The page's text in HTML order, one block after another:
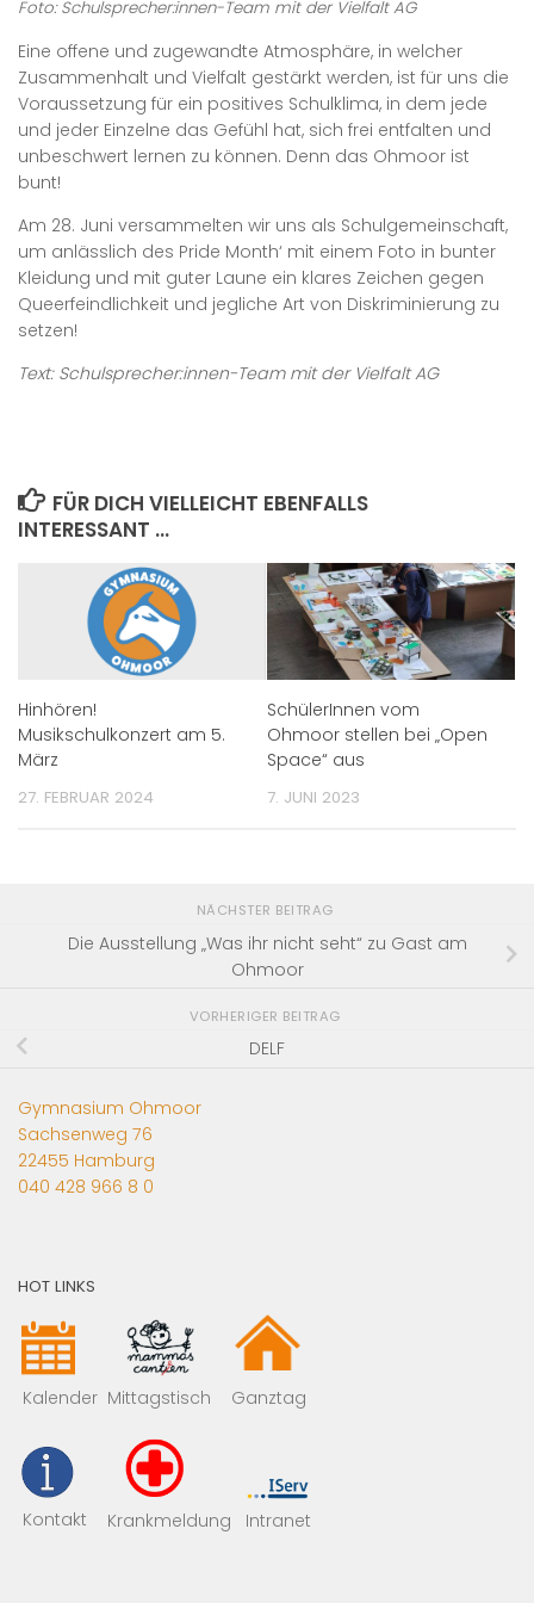
Foto: Schulsprecher:innen-Team mit der Vielfalt AG
Eine offene und zugewandte Atmosphäre, in welcher
Zusammenhalt und Vielfalt gestärkt werden, ist für uns die
Voraussetzung für ein positives Schulklima, in dem jede
und jeder Einzelne das Gefühl hat, sich frei entfalten und
unbeschwert lernen zu können. Denn das Ohmoor ist
bunt!
Am 28. Juni versammelten wir uns als Schulgemeinschaft,
um anlässlich des Pride Month‘ mit einem Foto in bunter
Kleidung und mit guter Laune ein klares Zeichen gegen
Queerfeindlichkeit und jegliche Art von Diskriminierung zu
setzen!
Text: Schulsprecher:innen-Team mit der Vielfalt AG
FÜR DICH VIELLEICHT EBENFALLS
INTERESSANT …
Hinhören!
Musikschulkonzert am 5.
März
27. FEBRUAR 2024
SchülerInnen vom
Ohmoor stellen bei „Open
Space“ aus
7. JUNI 2023
NÄCHSTER BEITRAG
Die Ausstellung „Was ihr nicht seht“ zu Gast am
Ohmoor
VORHERIGER BEITRAG
DELF
Gymnasium Ohmoor
Sachsenweg 76
22455 Hamburg
040 428 966 8 0
HOT LINKS
Kalender Mittagstisch Ganztag
Kontakt Krankmeldung Intranet